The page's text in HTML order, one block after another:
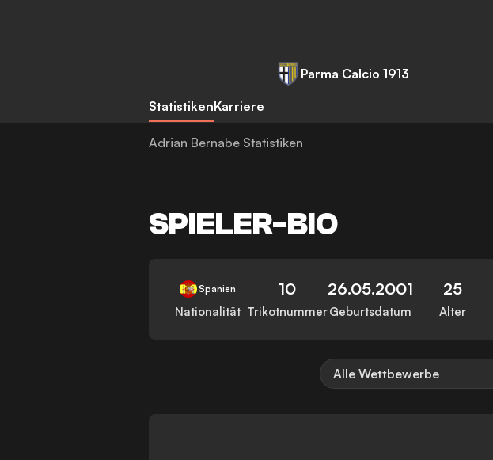
Parma Calcio 1913
StatistikenKarriere
Adrian Bernabe Statistiken
SPIELER-BIO
Spanien
Nationalität
10
Trikotnummer
26.05.2001
Geburtsdatum
25
Alter
Alle Wettbewerbe